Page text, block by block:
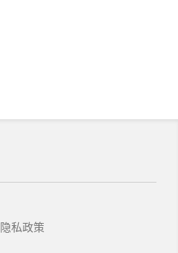
隐私政策